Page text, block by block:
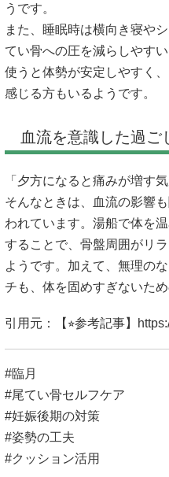
うです。
また、睡眠時は横向き寝や
てい骨への圧を減らしやす
使うと体勢が安定しやすく
感じる方もいるようです。
血流を意識した過ご
「夕方になると痛みが増す
そんなときは、血流の影響
われています。湯船で体を
することで、骨盤周囲がリ
ようです。加えて、無理の
チも、体を固めすぎないた
引用元：【⭐︎参考記事】
#臨月
#尾てい骨セルフケア
#妊娠後期の対策
#姿勢の工夫
#クッション活用